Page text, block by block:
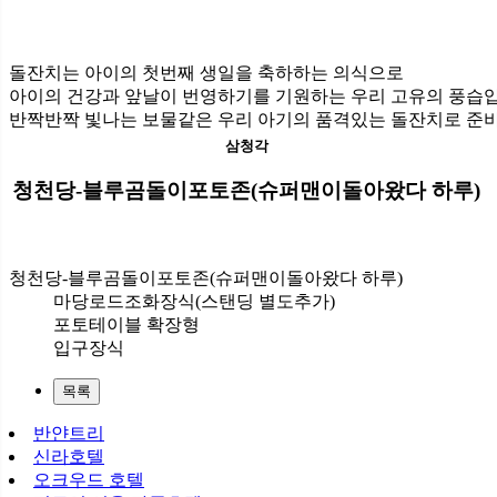
돌잔치는 아이의 첫번째 생일을 축하하는 의식으로
아이의 건강과 앞날이 번영하기를 기원하는 우리 고유의 풍습
반짝반짝 빛나는 보물같은 우리 아기의 품격있는 돌잔치로 준
삼청각
청천당-블루곰돌이포토존(슈퍼맨이돌아왔다 하루)
청천당-블루곰돌이포토존(슈퍼맨이돌아왔다 하루)
마당로드조화장식(스탠딩 별도추가)
포토테이블 확장형
입구장식
목록
반얀트리
신라호텔
오크우드 호텔